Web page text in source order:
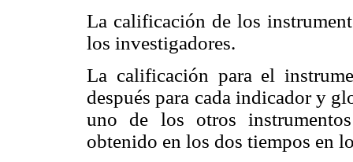
La calificación de los
los investigadores.
La calificación para el
después para cada indicador y
uno de los otros
obtenido en los dos tiempos en